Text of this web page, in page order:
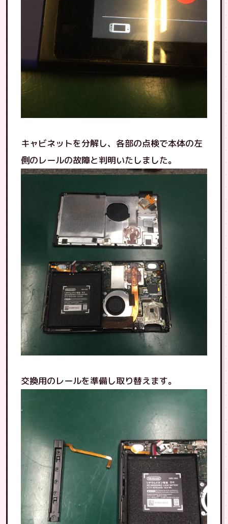
キャビネットを分解し、各部の点検で本体の左
側のレールの故障と判明いたしました。
交換用のレールを準備し取り替えます。